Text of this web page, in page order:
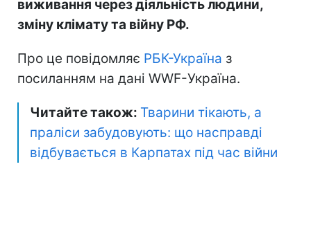
виживання через діяльність людини,
зміну клімату та війну РФ.
Про це повідомляє РБК-Україна з
посиланням на дані WWF-Україна.
Читайте також: Тварини тікають, а
праліси забудовують: що насправді
відбувається в Карпатах під час війни